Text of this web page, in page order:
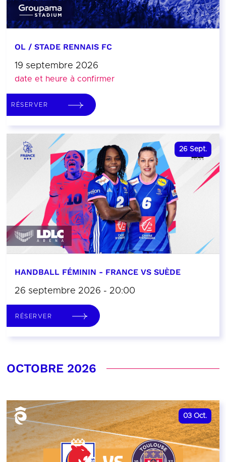
OL / STADE RENNAIS FC
19 septembre 2026
date et heure à confirmer
RÉSERVER
26 Sept.
HANDBALL FÉMININ - FRANCE VS SUÈDE
26 septembre 2026 - 20:00
RÉSERVER
OCTOBRE 2026
03 Oct.